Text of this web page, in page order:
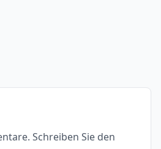
Schreiben Sie den